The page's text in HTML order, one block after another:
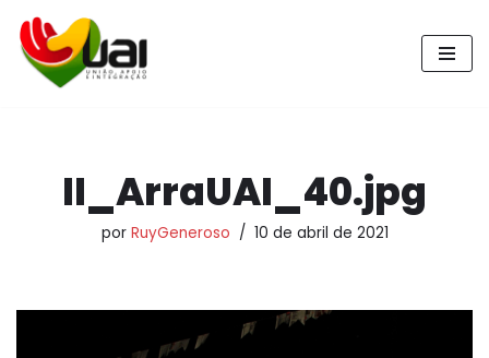
Pular
para
II_ArraUAI_40.jpg
por RuyGeneroso 10 de abril de 2021